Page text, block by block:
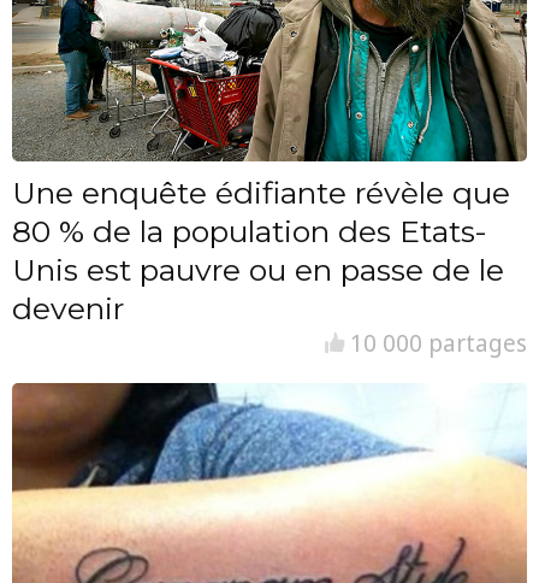
Une enquête édifiante révèle que
80 % de la population des Etats-
Unis est pauvre ou en passe de le
devenir
10 000 partages